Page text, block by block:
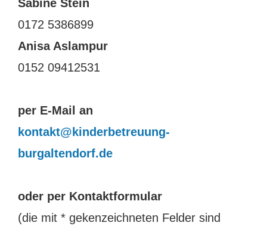
Sabine Stein
0172 5386899
Anisa Aslampur
0152 09412531
per E-Mail an
kontakt@kinderbetreuung-
burgaltendorf.de
oder per Kontaktformular
(die mit * gekenzeichneten Felder sind